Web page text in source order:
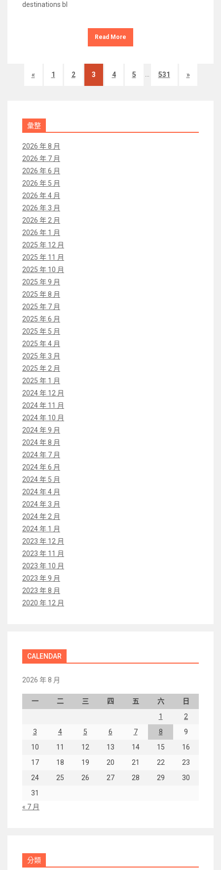
destinations bl
Read More
« 1 2 3 4 5 ... 531 »
彙整
2026 年 8 月
2026 年 7 月
2026 年 6 月
2026 年 5 月
2026 年 4 月
2026 年 3 月
2026 年 2 月
2026 年 1 月
2025 年 12 月
2025 年 11 月
2025 年 10 月
2025 年 9 月
2025 年 8 月
2025 年 7 月
2025 年 6 月
2025 年 5 月
2025 年 4 月
2025 年 3 月
2025 年 2 月
2025 年 1 月
2024 年 12 月
2024 年 11 月
2024 年 10 月
2024 年 9 月
2024 年 8 月
2024 年 7 月
2024 年 6 月
2024 年 5 月
2024 年 4 月
2024 年 3 月
2024 年 2 月
2024 年 1 月
2023 年 12 月
2023 年 11 月
2023 年 10 月
2023 年 9 月
2023 年 8 月
2020 年 12 月
CALENDAR
2026 年 8 月
一 二 三 四 五 六
日
1
2
3
4 5 6 7 8
9
10
11 12 13 14 15
16
17
18 19 20 21 22
23
24
25 26 27 28 29
30
31
« 7 月
分類